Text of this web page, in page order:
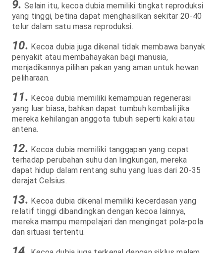
9. Selain itu, kecoa dubia memiliki tingkat reproduksi
yang tinggi, betina dapat menghasilkan sekitar 20-40
telur dalam satu masa reproduksi.
10. Kecoa dubia juga dikenal tidak membawa banyak
penyakit atau membahayakan bagi manusia,
menjadikannya pilihan pakan yang aman untuk hewan
peliharaan.
11. Kecoa dubia memiliki kemampuan regenerasi
yang luar biasa, bahkan dapat tumbuh kembali jika
mereka kehilangan anggota tubuh seperti kaki atau
antena.
12. Kecoa dubia memiliki tanggapan yang cepat
terhadap perubahan suhu dan lingkungan, mereka
dapat hidup dalam rentang suhu yang luas dari 20-35
derajat Celsius.
13. Kecoa dubia dikenal memiliki kecerdasan yang
relatif tinggi dibandingkan dengan kecoa lainnya,
mereka mampu mempelajari dan mengingat pola-pola
dan situasi tertentu.